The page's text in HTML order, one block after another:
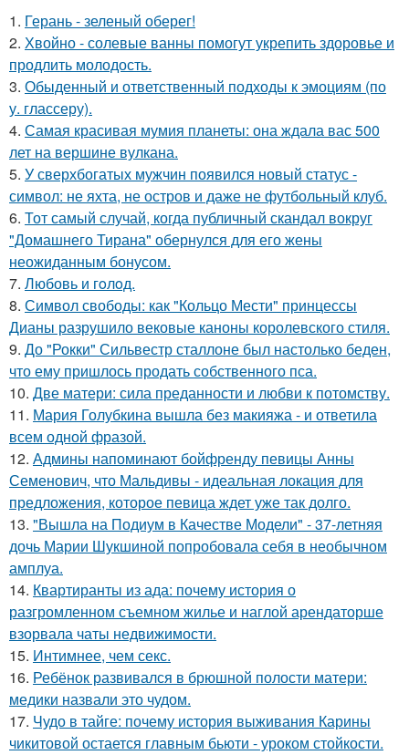
1. Герань - зеленый оберег!
2. Хвойно - солевые ванны помогут укрепить здоровье и
продлить молодость.
3. Обыденный и ответственный подходы к эмоциям (по
у. глассеру).
4. Самая красивая мумия планеты: она ждала вас 500
лет на вершине вулкана.
5. У сверхбогатых мужчин появился новый статус -
символ: не яхта, не остров и даже не футбольный клуб.
6. Тот самый случай, когда публичный скандал вокруг
"Домашнего Тирана" обернулся для его жены
неожиданным бонусом.
7. Любовь и гoлoд.
8. Символ свободы: как "Кольцо Мести" принцессы
Дианы разрушило вековые каноны королевского стиля.
9. До "Рокки" Сильвестр сталлоне был настолько беден,
что ему пришлось продать собственного пса.
10. Две матери: сила преданности и любви к потомству.
11. Мария Голубкина вышла без макияжа - и ответила
всем одной фразой.
12. Админы напоминают бойфренду певицы Анны
Семенович, что Мальдивы - идеальная локация для
предложения, которое певица ждет уже так долго.
13. "Вышла на Подиум в Качестве Модели" - 37-летняя
дочь Марии Шукшиной попробовала себя в необычном
амплуа.
14. Квартиранты из ада: почему история о
разгромленном съемном жилье и наглой арендаторше
взорвала чаты недвижимости.
15. Интимнее, чем секс.
16. Ребёнок развивался в брюшной полости матери:
медики назвали это чудом.
17. Чудо в тайге: почему история выживания Карины
чикитовой остается главным бьюти - уроком стойкости.